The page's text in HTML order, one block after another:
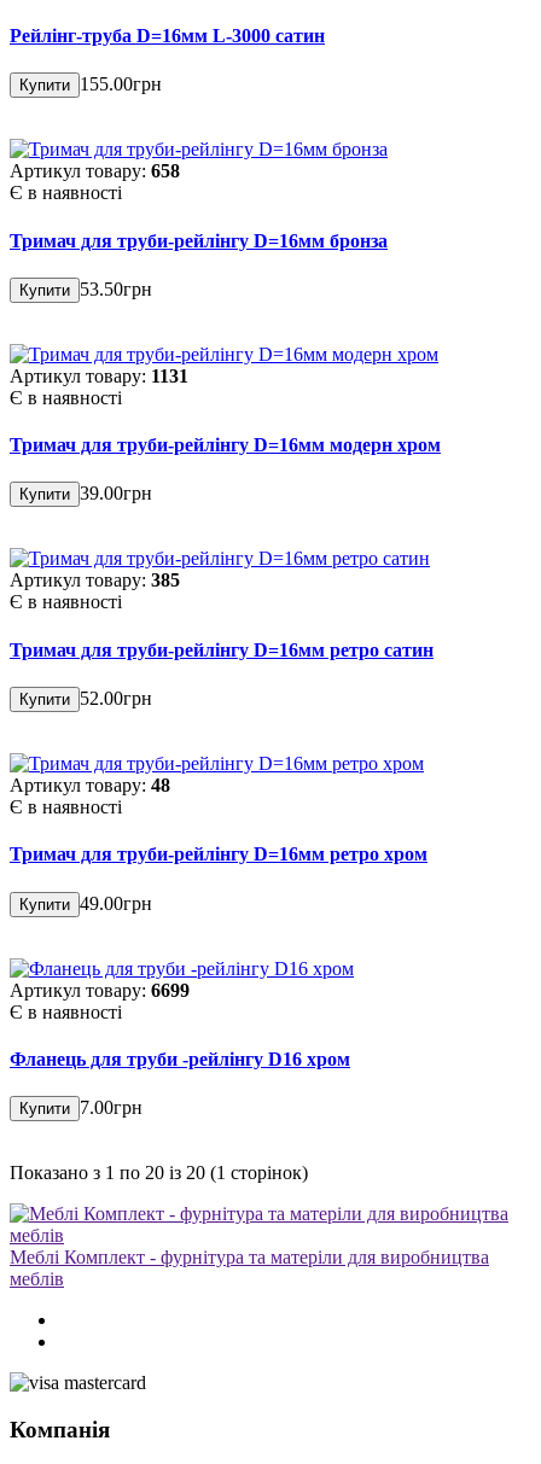
Рейлінг-труба D=16мм L-3000 сатин
Купити 155.00грн
Артикул товару: 658
Є в наявності
Тримач для труби-рейлінгу D=16мм бронза
Купити 53.50грн
Артикул товару: 1131
Є в наявності
Тримач для труби-рейлінгу D=16мм модерн хром
Купити 39.00грн
Артикул товару: 385
Є в наявності
Тримач для труби-рейлінгу D=16мм ретро сатин
Купити 52.00грн
Артикул товару: 48
Є в наявності
Тримач для труби-рейлінгу D=16мм ретро хром
Купити 49.00грн
Артикул товару: 6699
Є в наявності
Фланець для труби -рейлінгу D16 хром
Купити 7.00грн
Показано з 1 по 20 із 20 (1 сторінок)
Меблі Комплект - фурнітура та матеріли для виробництва
меблів
Компанія